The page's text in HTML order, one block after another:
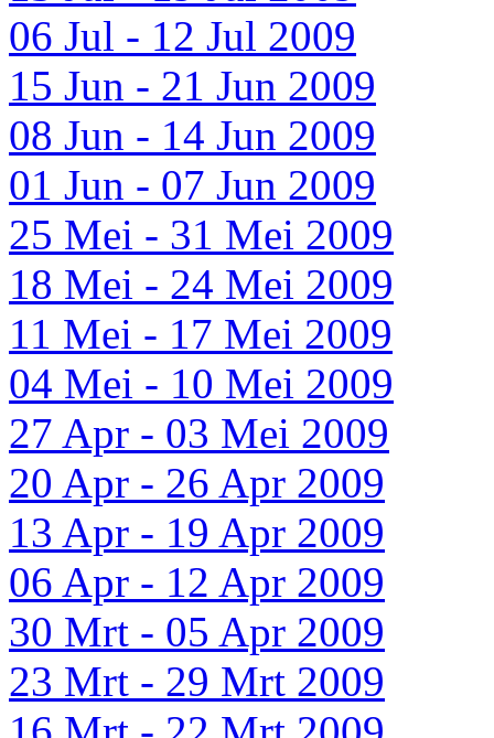
06 Jul - 12 Jul 2009
15 Jun - 21 Jun 2009
08 Jun - 14 Jun 2009
01 Jun - 07 Jun 2009
25 Mei - 31 Mei 2009
18 Mei - 24 Mei 2009
11 Mei - 17 Mei 2009
04 Mei - 10 Mei 2009
27 Apr - 03 Mei 2009
20 Apr - 26 Apr 2009
13 Apr - 19 Apr 2009
06 Apr - 12 Apr 2009
30 Mrt - 05 Apr 2009
23 Mrt - 29 Mrt 2009